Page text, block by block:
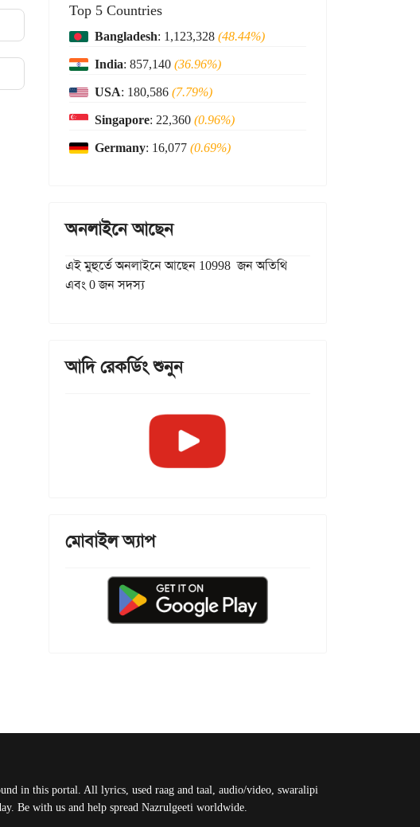
Top 5 Countries
Bangladesh: 1,123,328(48.44%)
India: 857,140(36.96%)
USA: 180,586(7.79%)
Singapore: 22,360(0.96%)
Germany: 16,077(0.69%)
অনলাইনে আছেন
এই মুহুর্তে অনলাইনে আছেন 10998 জন অতিথি
এবং 0 জন সদস্য
আদি রেকর্ডিং শুনুন
মোবাইল অ্যাপ
in this portal. All lyrics, used raag and taal, audio/video, swaralipi
Be with us and help spread Nazrulgeeti worldwide.